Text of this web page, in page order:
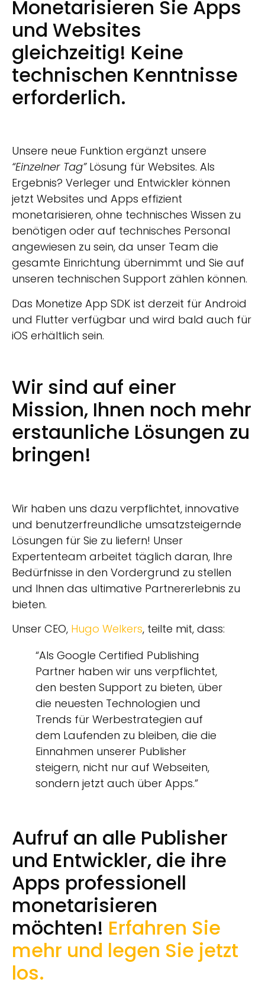
Monetarisieren Sie Apps
und Websites
gleichzeitig! Keine
technischen Kenntnisse
erforderlich.
Unsere neue Funktion ergänzt unsere
“Einzelner Tag”Lösung für Websites. Als
Ergebnis? Verleger und Entwickler können
jetzt Websites und Apps effizient
monetarisieren, ohne technisches Wissen zu
benötigen oder auf technisches Personal
angewiesen zu sein, da unser Team die
gesamte Einrichtung übernimmt und Sie auf
unseren technischen Support zählen können.
Das Monetize App SDK ist derzeit für Android
und Flutter verfügbar und wird bald auch für
iOS erhältlich sein.
Wir sind auf einer
Mission, Ihnen noch mehr
erstaunliche Lösungen zu
bringen!
Wir haben uns dazu verpflichtet, innovative
und benutzerfreundliche umsatzsteigernde
Lösungen für Sie zu liefern! Unser
Expertenteam arbeitet täglich daran, Ihre
Bedürfnisse in den Vordergrund zu stellen
und Ihnen das ultimative Partnererlebnis zu
bieten.
Unser CEO, Hugo Welkers, teilte mit, dass:
“Als Google Certified Publishing
Partner haben wir uns verpflichtet,
den besten Support zu bieten, über
die neuesten Technologien und
Trends für Werbestrategien auf
dem Laufenden zu bleiben, die die
Einnahmen unserer Publisher
steigern, nicht nur auf Webseiten,
sondern jetzt auch über Apps.”
Aufruf an alle Publisher
und Entwickler, die ihre
Apps professionell
monetarisieren
möchten! Erfahren Sie
mehr und legen Sie jetzt
los.